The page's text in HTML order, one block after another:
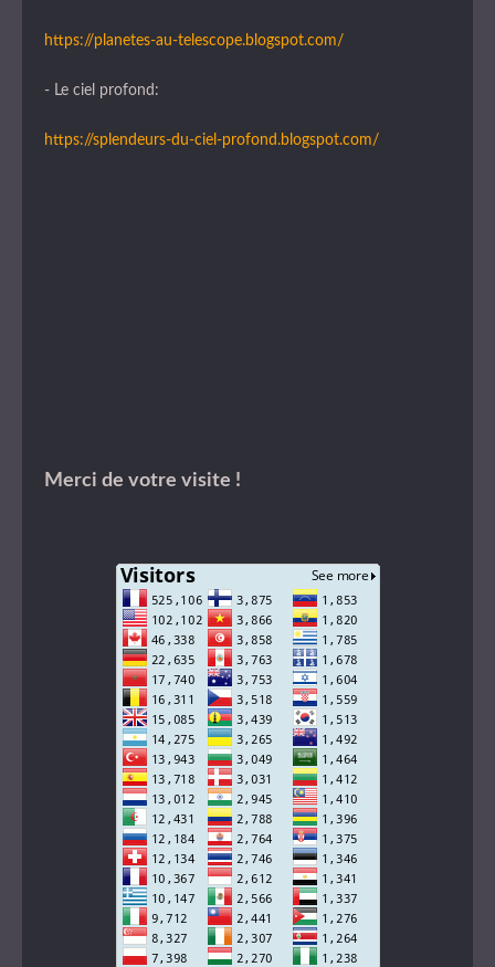
https://planetes-au-telescope.blogspot.com/
- Le ciel profond:
https://splendeurs-du-ciel-profond.blogspot.com/
Merci de votre visite !